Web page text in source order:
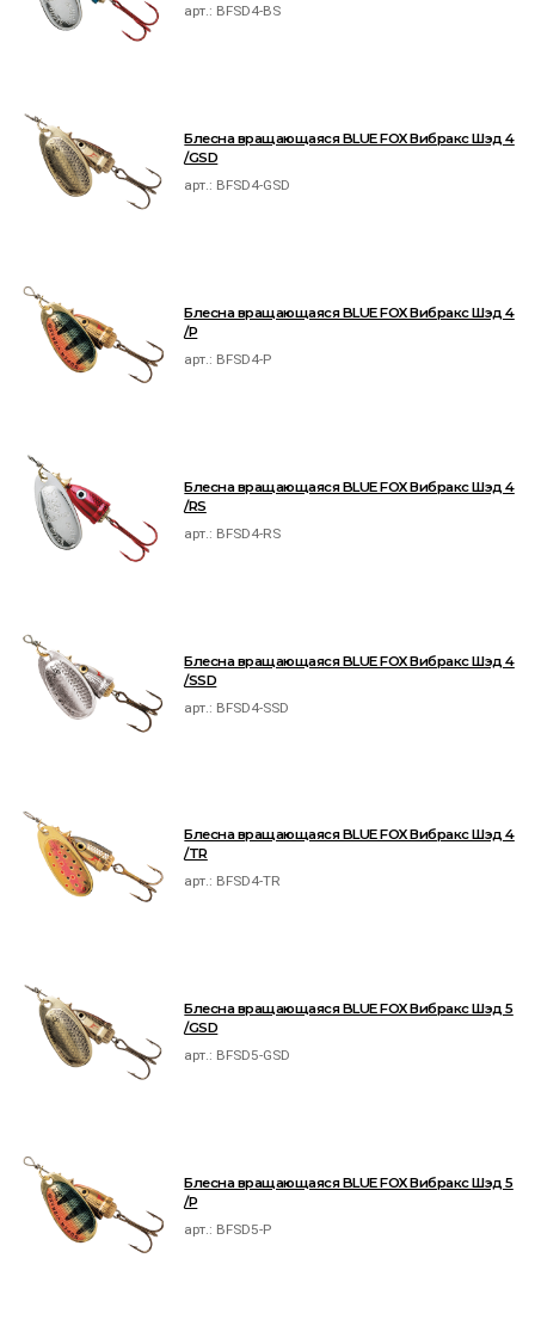
арт.: BFSD4-BS
Блесна вращающаяся BLUE FOX Вибракс Шэд 4
/GSD
арт.: BFSD4-GSD
Блесна вращающаяся BLUE FOX Вибракс Шэд 4
/P
арт.: BFSD4-P
Блесна вращающаяся BLUE FOX Вибракс Шэд 4
/RS
арт.: BFSD4-RS
Блесна вращающаяся BLUE FOX Вибракс Шэд 4
/SSD
арт.: BFSD4-SSD
Блесна вращающаяся BLUE FOX Вибракс Шэд 4
/TR
арт.: BFSD4-TR
Блесна вращающаяся BLUE FOX Вибракс Шэд 5
/GSD
арт.: BFSD5-GSD
Блесна вращающаяся BLUE FOX Вибракс Шэд 5
/P
арт.: BFSD5-P